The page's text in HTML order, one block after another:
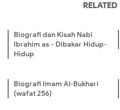
RELATED
Biografi dan Kisah Nabi
Ibrahim as - Dibakar Hidup-
Hidup
Biografi Imam Al-Bukhari
(wafat 256)